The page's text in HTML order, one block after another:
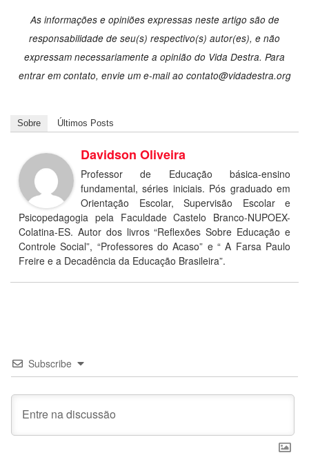
As informações e opiniões expressas neste artigo são de
responsabilidade de seu(s) respectivo(s) autor(es), e não
expressam necessariamente a opinião do Vida Destra. Para
entrar em contato, envie um e-mail ao contato@vidadestra.org
Sobre Últimos Posts
Davidson Oliveira
Professor de Educação básica-ensino
fundamental, séries iniciais. Pós graduado em
Orientação Escolar, Supervisão Escolar e
Psicopedagogia pela Faculdade Castelo Branco-NUPOEX-
Colatina-ES. Autor dos livros “Reflexões Sobre Educação e
Controle Social”, “Professores do Acaso” e “ A Farsa Paulo
Freire e a Decadência da Educação Brasileira”.
Subscribe